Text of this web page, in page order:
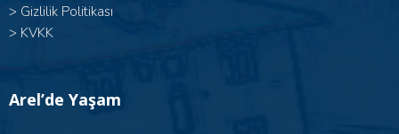
> Gizlilik Politikası
> KVKK
Arel’de Yaşam